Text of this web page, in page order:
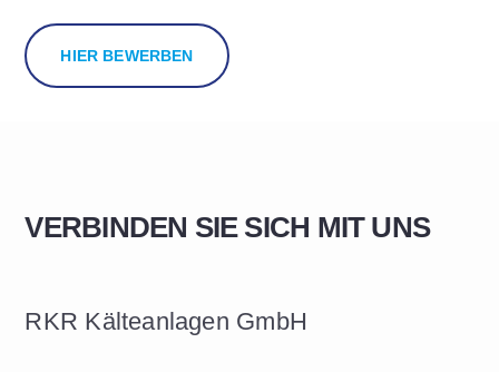
HIER BEWERBEN
VERBINDEN SIE SICH MIT UNS
RKR Kälteanlagen GmbH